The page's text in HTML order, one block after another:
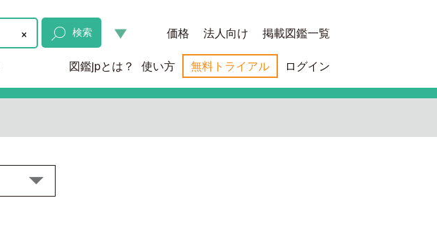
× 検索 価格 法人向け 掲載図鑑一覧
図鑑jpとは？ 使い方 無料トライアル ログイン